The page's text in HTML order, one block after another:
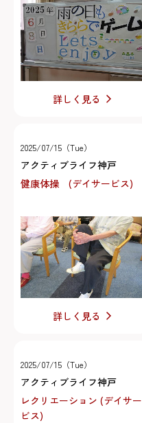
詳しく見る
2025/07/15（Tue）
アクティブライフ神戸
健康体操 (デイサービス)
詳しく見る
2025/07/15（Tue）
アクティブライフ神戸
レクリエーション (デイサー
ビス)